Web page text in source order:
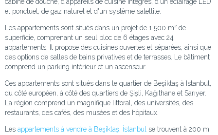
et ponctuel, de gaz naturel et d'un système satellite.
Les appartements sont situés dans un projet de 1 500 m² de
superficie, comprenant un seul bloc de 6 étages avec 24
appartements. Il propose des cuisines ouvertes et séparées, ainsi que
des options de salles de bains privatives et de terrasses. Le bâtiment
comprend un parking intérieur et un ascenseur.
Ces appartements sont situés dans le quartier de Beşiktaş à Istanbul,
du côté européen, à côté des quartiers de Şişli, Kağıthane et Sarıyer.
La région comprend un magnifique littoral, des universités, des
restaurants, des cafés, des musées et des hôpitaux.
Les appartements à vendre à Beşiktaş, İstanbul
se trouvent à 200 m